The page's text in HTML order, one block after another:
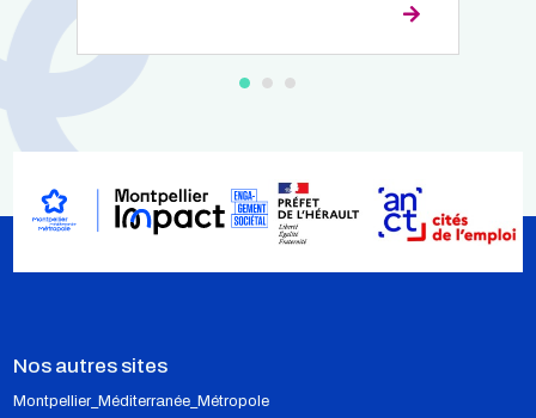
Nos autres sites
Montpellier_Méditerranée_Métropole